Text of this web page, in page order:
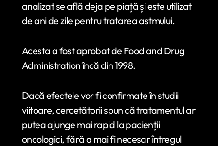
analizat se află deja pe piață și este utilizat
de ani de zile pentru tratarea astmului.
Acesta a fost aprobat de Food and Drug
Administrationîncă din 1998.
Dacă efectele vor fi confirmate în studii
viitoare, cercetătorii spun că tratamentul ar
putea ajunge mai rapid la pacienții
oncologici, fără a mai fi necesar întregul